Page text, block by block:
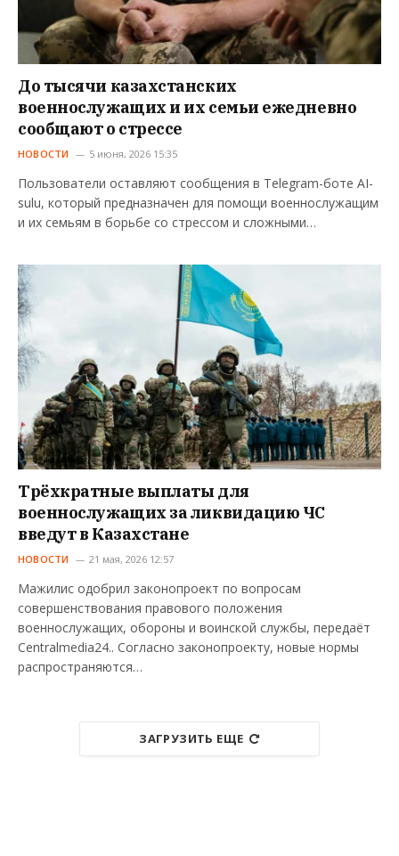
До тысячи казахстанских
военнослужащих и их семьи ежедневно
сообщают о стрессе
НОВОСТИ 5 июня, 2026 15:35
Пользователи оставляют сообщения в Telegram-боте AI-
sulu, который предназначен для помощи военнослужащим
и их семьям в борьбе со стрессом и сложными…
Трёхкратные выплаты для
военнослужащих за ликвидацию ЧС
введут в Казахстане
НОВОСТИ 21 мая, 2026 12:57
Мажилис одобрил законопроект по вопросам
совершенствования правового положения
военнослужащих, обороны и воинской службы, передаёт
Centralmedia24.. Согласно законопроекту, новые нормы
распространяются…
ЗАГРУЗИТЬ ЕЩЕ